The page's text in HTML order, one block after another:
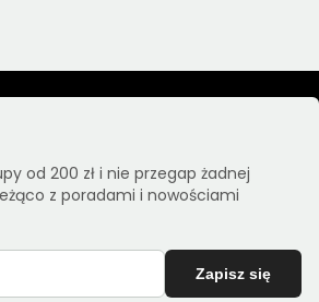
od 200 zł i nie przegap żadnej
z poradami i nowościami
Zapisz się